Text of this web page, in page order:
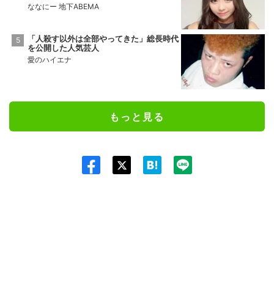
ななにー 地下ABEMA
「人殺す以外は全部やってきた」総長時代
を公開した人気芸人
愛のハイエナ
もっと見る